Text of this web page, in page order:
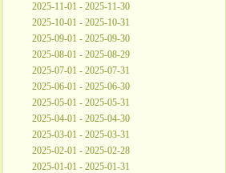
2025-11-01 - 2025-11-30
2025-10-01 - 2025-10-31
2025-09-01 - 2025-09-30
2025-08-01 - 2025-08-29
2025-07-01 - 2025-07-31
2025-06-01 - 2025-06-30
2025-05-01 - 2025-05-31
2025-04-01 - 2025-04-30
2025-03-01 - 2025-03-31
2025-02-01 - 2025-02-28
2025-01-01 - 2025-01-31